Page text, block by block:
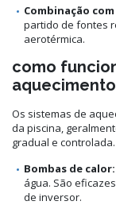
Combinação
partido de fontes
aerotérmica.
como
Os sistemas de
da piscina,
gradual e controlada.
Bombas de calor:
água. São
de inversor.